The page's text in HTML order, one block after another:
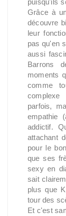
puisqu'ils
Grâce à
découvre
leur
pas qu'en
aussi
Barrons
moments
comme
parfois,
empathie
addictif.
attachant
pour le
que ses
sexy en
sait
plus que
tour des
Et c'est